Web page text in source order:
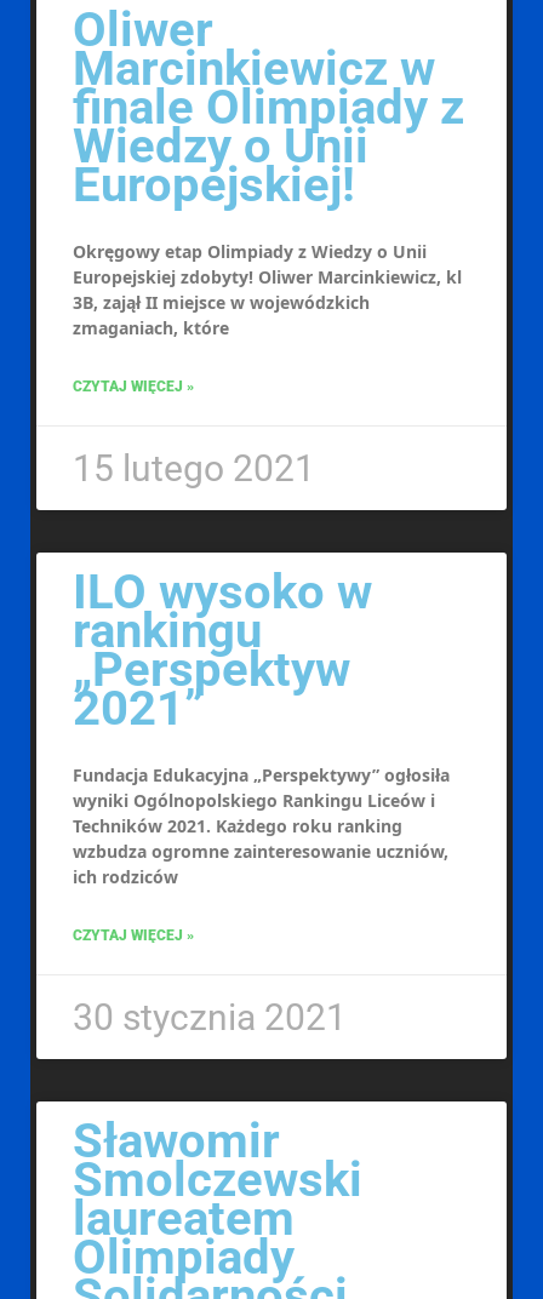
Oliwer
Marcinkiewicz w
finale Olimpiady z
Wiedzy o Unii
Europejskiej!
Okręgowy etap Olimpiady z Wiedzy o Unii
Europejskiej zdobyty! Oliwer Marcinkiewicz, kl
3B, zajął II miejsce w wojewódzkich
zmaganiach, które
CZYTAJ WIĘCEJ »
15 lutego 2021
ILO wysoko w
rankingu
„Perspektyw
2021”
Fundacja Edukacyjna „Perspektywy” ogłosiła
wyniki Ogólnopolskiego Rankingu Liceów i
Techników 2021. Każdego roku ranking
wzbudza ogromne zainteresowanie uczniów,
ich rodziców
CZYTAJ WIĘCEJ »
30 stycznia 2021
Sławomir
Smolczewski
laureatem
Olimpiady